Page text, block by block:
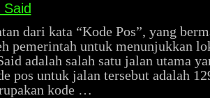
dari kata “Kode Pos”, yang
pemerintah untuk menunjukkan
adalah salah satu jalan utama
pos untuk jalan tersebut adalah
kode …